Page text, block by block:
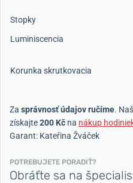
Stopky
Luminiscencia
Korunka skrutkovacia
Za správnosť údajov ručíme.
získajte200 Kč na nákup
Garant: Kateřina Žváček
POTREBUJETE PORADIŤ?
Obráťte sa na